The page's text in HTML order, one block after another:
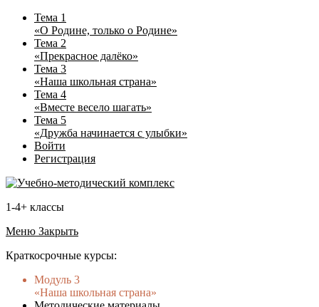
Тема 1
«О Родине, только о Родине»
Тема 2
«Прекрасное далёко»
Тема 3
«Наша школьная страна»
Тема 4
«Вместе весело шагать»
Тема 5
«Дружба начинается с улыбки»
Войти
Регистрация
1-4+ классы
Меню Закрыть
Краткосрочные курсы:
Модуль 3
«Наша школьная страна»